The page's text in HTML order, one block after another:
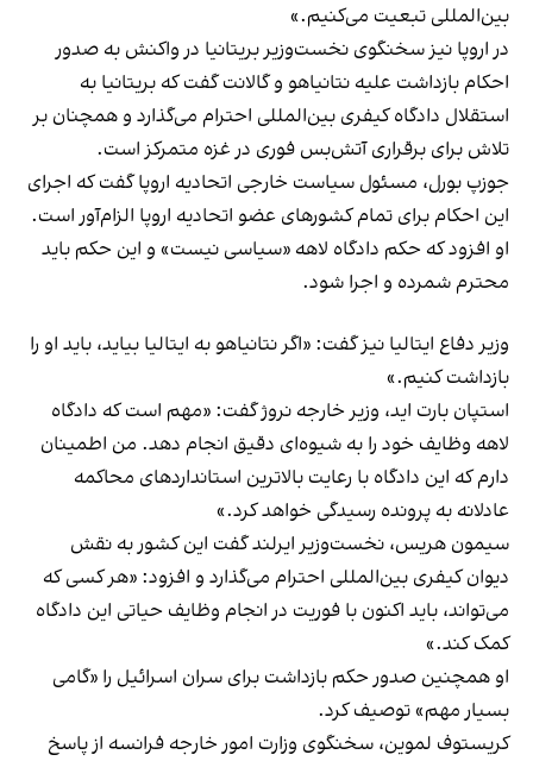
بین‌المللی تبعیت می‌کنیم.»
در اروپا نیز سخنگوی نخست‌وزیر بریتانیا در واکنش به صدور
احکام بازداشت علیه نتانیاهو و گالانت گفت که بریتانیا به
استقلال دادگاه کیفری بین‌المللی احترام می‌گذارد و همچنان بر
تلاش برای برقراری آتش‌بس فوری در غزه متمرکز است.
جوزپ بورل، مسئول سیاست خارجی اتحادیه اروپا گفت که اجرای
این احکام برای تمام کشورهای عضو اتحادیه اروپا الزام‌آور است.
او افزود که حکم دادگاه لاهه «سیاسی نیست» و این حکم باید
محترم شمرده و اجرا شود.
وزیر دفاع ایتالیا نیز گفت: «اگر نتانیاهو به ایتالیا بیاید، باید او را
بازداشت کنیم.»
استپان بارت اید، وزیر خارجه نروژ گفت: «مهم است که دادگاه
لاهه وظایف خود را به شیوه‌ای دقیق انجام دهد. من اطمینان
دارم که این دادگاه با رعایت بالاترین استانداردهای محاکمه
عادلانه به پرونده رسیدگی خواهد کرد.»
سیمون هریس، نخست‌وزیر ایرلند گفت این کشور به نقش
دیوان کیفری بین‌المللی احترام می‌گذارد و افزود: «هر کسی که
می‌تواند، باید اکنون با فوریت در انجام وظایف حیاتی این دادگاه
کمک کند.»
او همچنین صدور حکم بازداشت برای سران اسرائیل را «گامی
بسیار مهم» توصیف کرد.
کریستوف لموین، سخنگوی وزارت امور خارجه فرانسه از پاسخ